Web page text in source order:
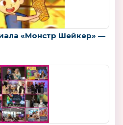
«Монстр Шейкер» —